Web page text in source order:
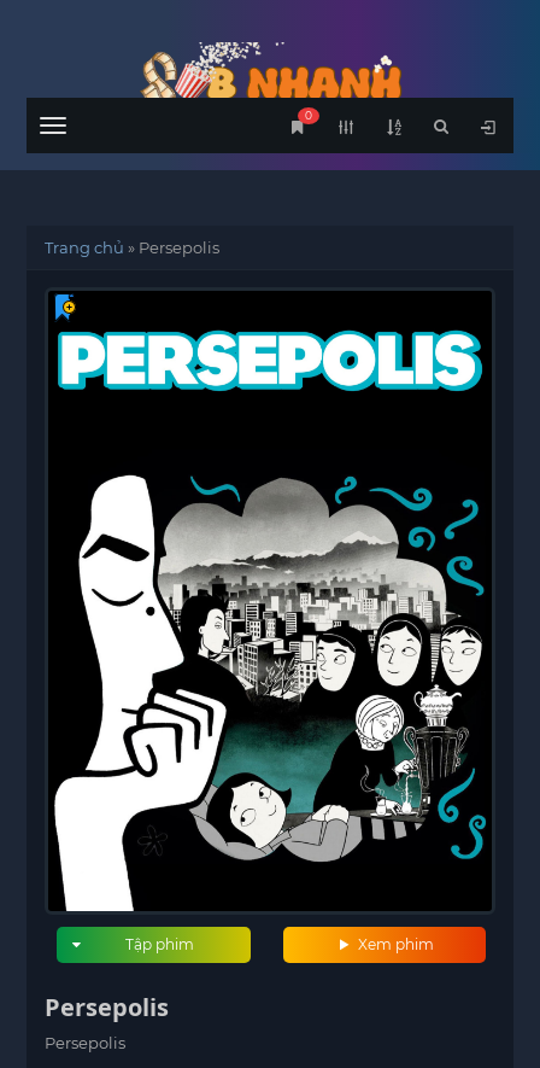
Menu
0
Trang chủ » Persepolis
Xem phim
Tập phim
Persepolis
Persepolis